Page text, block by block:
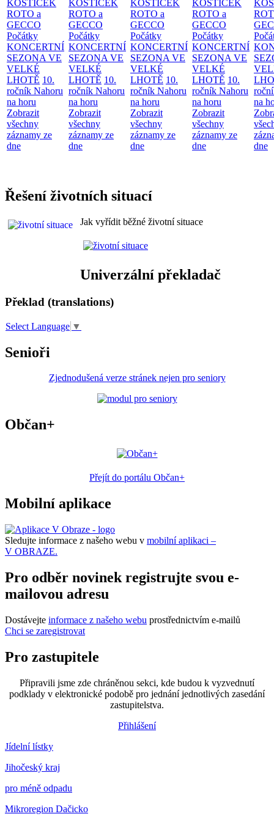
KOSTIČEK
ROTO a
GECCO
Počátky
KONCERTNÍ
SEZONA VE
VELKÉ
LHOTĚ 10.
ročník Nahoru
na horu
Zobrazit
všechny
záznamy ze
dne
KOSTIČEK
ROTO a
GECCO
Počátky
KONCERTNÍ
SEZONA VE
VELKÉ
LHOTĚ 10.
ročník Nahoru
na horu
Zobrazit
všechny
záznamy ze
dne
KOSTIČEK
ROTO a
GECCO
Počátky
KONCERTNÍ
SEZONA VE
VELKÉ
LHOTĚ 10.
ročník Nahoru
na horu
Zobrazit
všechny
záznamy ze
dne
KOSTIČEK
ROTO a
GECCO
Počátky
KONCERTNÍ
SEZONA VE
VELKÉ
LHOTĚ 10.
ročník Nahoru
na horu
Zobrazit
všechny
záznamy ze
dne
na
dne
Řešení životních situací
Jak vyřídit běžné životní situace
Univerzální překladač
Překlad (translations)
Select Language ▼
Senioři
Zjednodušená verze stránek nejen pro seniory
Občan+
Přejít do portálu Občan+
Mobilní aplikace
Sledujte informace z našeho webu v mobilní aplikaci –
V OBRAZE.
Pro odběr novinek registrujte svou e-
mailovou adresu
Dostávejte informace z našeho webu prostřednictvím e-mailů
Chci se zaregistrovat
Pro zastupitele
Připravili jsme zde chráněnou sekci, kde budou k vyzvednutí
podklady v elektronické podobě pro jednání jednotlivých zasedání
zastupitelstva.
Přihlášení
Jídelní lístky
Jihočeský kraj
pro méně odpadu
Mikroregion Dačicko